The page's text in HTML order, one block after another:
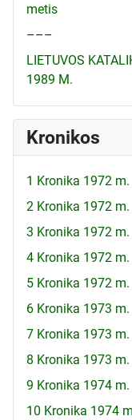
metis
–––
LIETUVOS
1989 M.
Kronikos
1 Kronika 1972 m.
2 Kronika 1972 m.
3 Kronika 1972 m.
4 Kronika 1972 m.
5 Kronika 1972 m.
6 Kronika 1973 m.
7 Kronika 1973 m.
8 Kronika 1973 m.
9 Kronika 1974 m.
10 Kronika 1974